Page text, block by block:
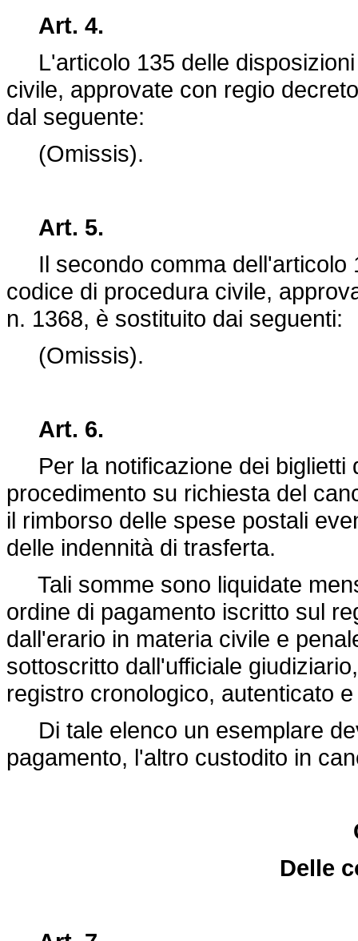
Art. 4.
L'articolo 135 delle disposizioni
civile, approvate con regio
dal seguente:
(Omissis).
Art. 5.
Il secondo comma dell'articolo
codice di procedura civile,
n. 1368, è sostituito dai seguenti:
(Omissis).
Art. 6.
Per la notificazione dei biglietti
procedimento su richiesta del
il rimborso delle spese postali
delle indennità di trasferta.
Tali somme sono liquidate
ordine di pagamento iscritto sul
dall'erario in materia civile e
sottoscritto dall'ufficiale
registro cronologico, autenticato
Di tale elenco un esemplare
pagamento, l'altro custodito in
Delle